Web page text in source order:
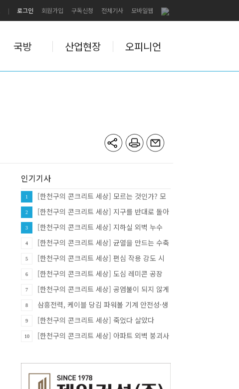
로그인 회원가입 구독신청 전체기사 모바일웹
국방 산업현장 오피니언
인기기사
1
[한천구의 콘크리트 세상] 모르는 것인가? 모
르는 척하는 것인가?
2 [한천구의 콘크리트 세상] 지구를 반대로 돌아
3 [한천구의 콘크리트 세상] 지하실 외벽 누수
4
[한천구의 콘크리트 세상] 균열을 만드는 수축
줄눈
5
[한천구의 콘크리트 세상] 편심 작용 강도 시
험기
6 [한천구의 콘크리트 세상] 도심 레미콘 공장
7 [한천구의 콘크리트 세상] 공염불이 되지 않게
8
삼흥전력, 케이블 당김 파워볼 기계 안전성·생
산성 높여
9 [한천구의 콘크리트 세상] 죽었다 살았다
10
[한천구의 콘크리트 세상] 아파트 외벽 붕괴사